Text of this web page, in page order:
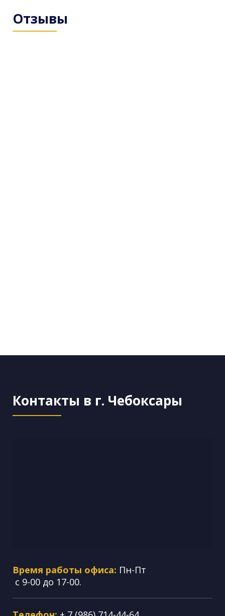
Отзывы
Контакты в г. Чебоксары
Время работы офиса: Пн-Пт
с 9-00 до 17-00.